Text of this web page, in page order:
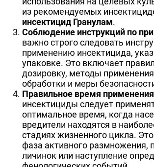
из рекомендуемых
инсектицид Гранулам.
Соблюдение инструкций по
важно строго следовать
применению инсектицида,
упаковке. Это включает
дозировку, методы
обработки и меры
Правильное время
инсектициды следует
оптимальное время, когда
вредители находятся в
стадиях жизненного цикла.
фаза активного размножения,
личинок или наступление